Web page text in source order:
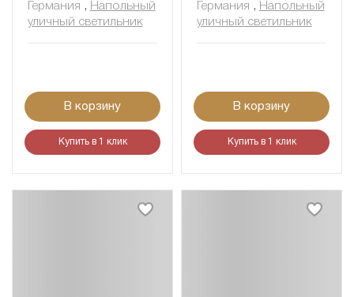
Германия , Напольный
уличный светильник
В корзину
Купить в 1 клик
Германия , Напольный
уличный светильник
В корзину
Купить в 1 клик